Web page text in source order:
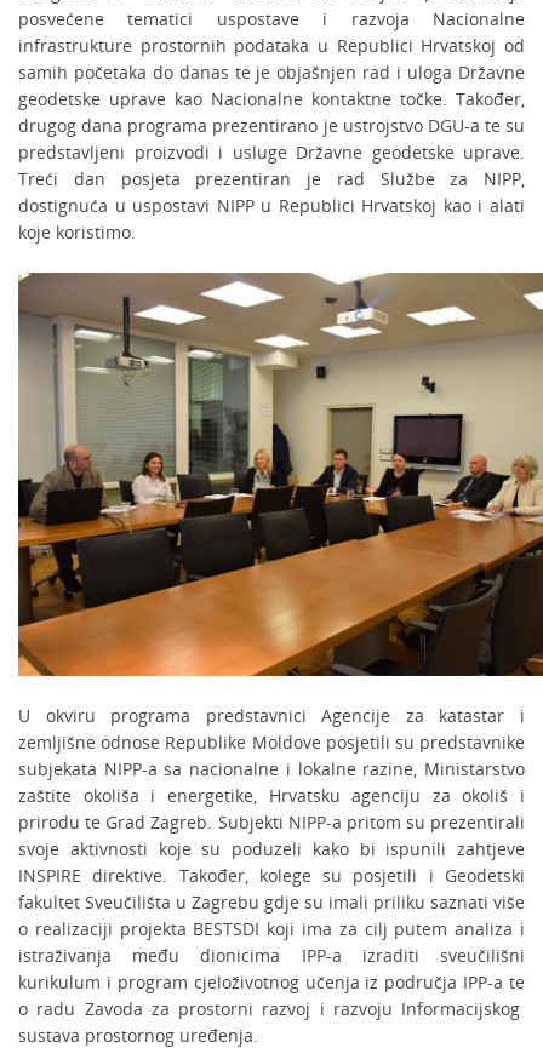
posvećene tematici uspostave i razvoja Nacionalne
infrastrukture prostornih podataka u Republici Hrvatskoj od
samih početaka do danas te je objašnjen rad i uloga Državne
geodetske uprave kao Nacionalne kontaktne točke. Također,
drugog dana programa prezentirano je ustrojstvo DGU-a te su
predstavljeni proizvodi i usluge Državne geodetske uprave.
Treći dan posjeta prezentiran je rad Službe za NIPP,
dostignuća u uspostavi NIPP u Republici Hrvatskoj kao i alati
koje koristimo.
U okviru programa predstavnici Agencije za katastar i
zemljišne odnose Republike Moldove posjetili su predstavnike
subjekata NIPP-a sa nacionalne i lokalne razine, Ministarstvo
zaštite okoliša i energetike, Hrvatsku agenciju za okoliš i
prirodu te Grad Zagreb. Subjekti NIPP-a pritom su prezentirali
svoje aktivnosti koje su poduzeli kako bi ispunili zahtjeve
INSPIRE direktive. Također, kolege su posjetili i Geodetski
fakultet Sveučilišta u Zagrebu gdje su imali priliku saznati više
o realizaciji projekta BESTSDI koji ima za cilj putem analiza i
istraživanja među dionicima IPP-a izraditi sveučilišni
kurikulum i program cjeloživotnog učenja iz područja IPP-a te
o radu Zavoda za prostorni razvoj i razvoju Informacijskog
sustava prostornog uređenja.